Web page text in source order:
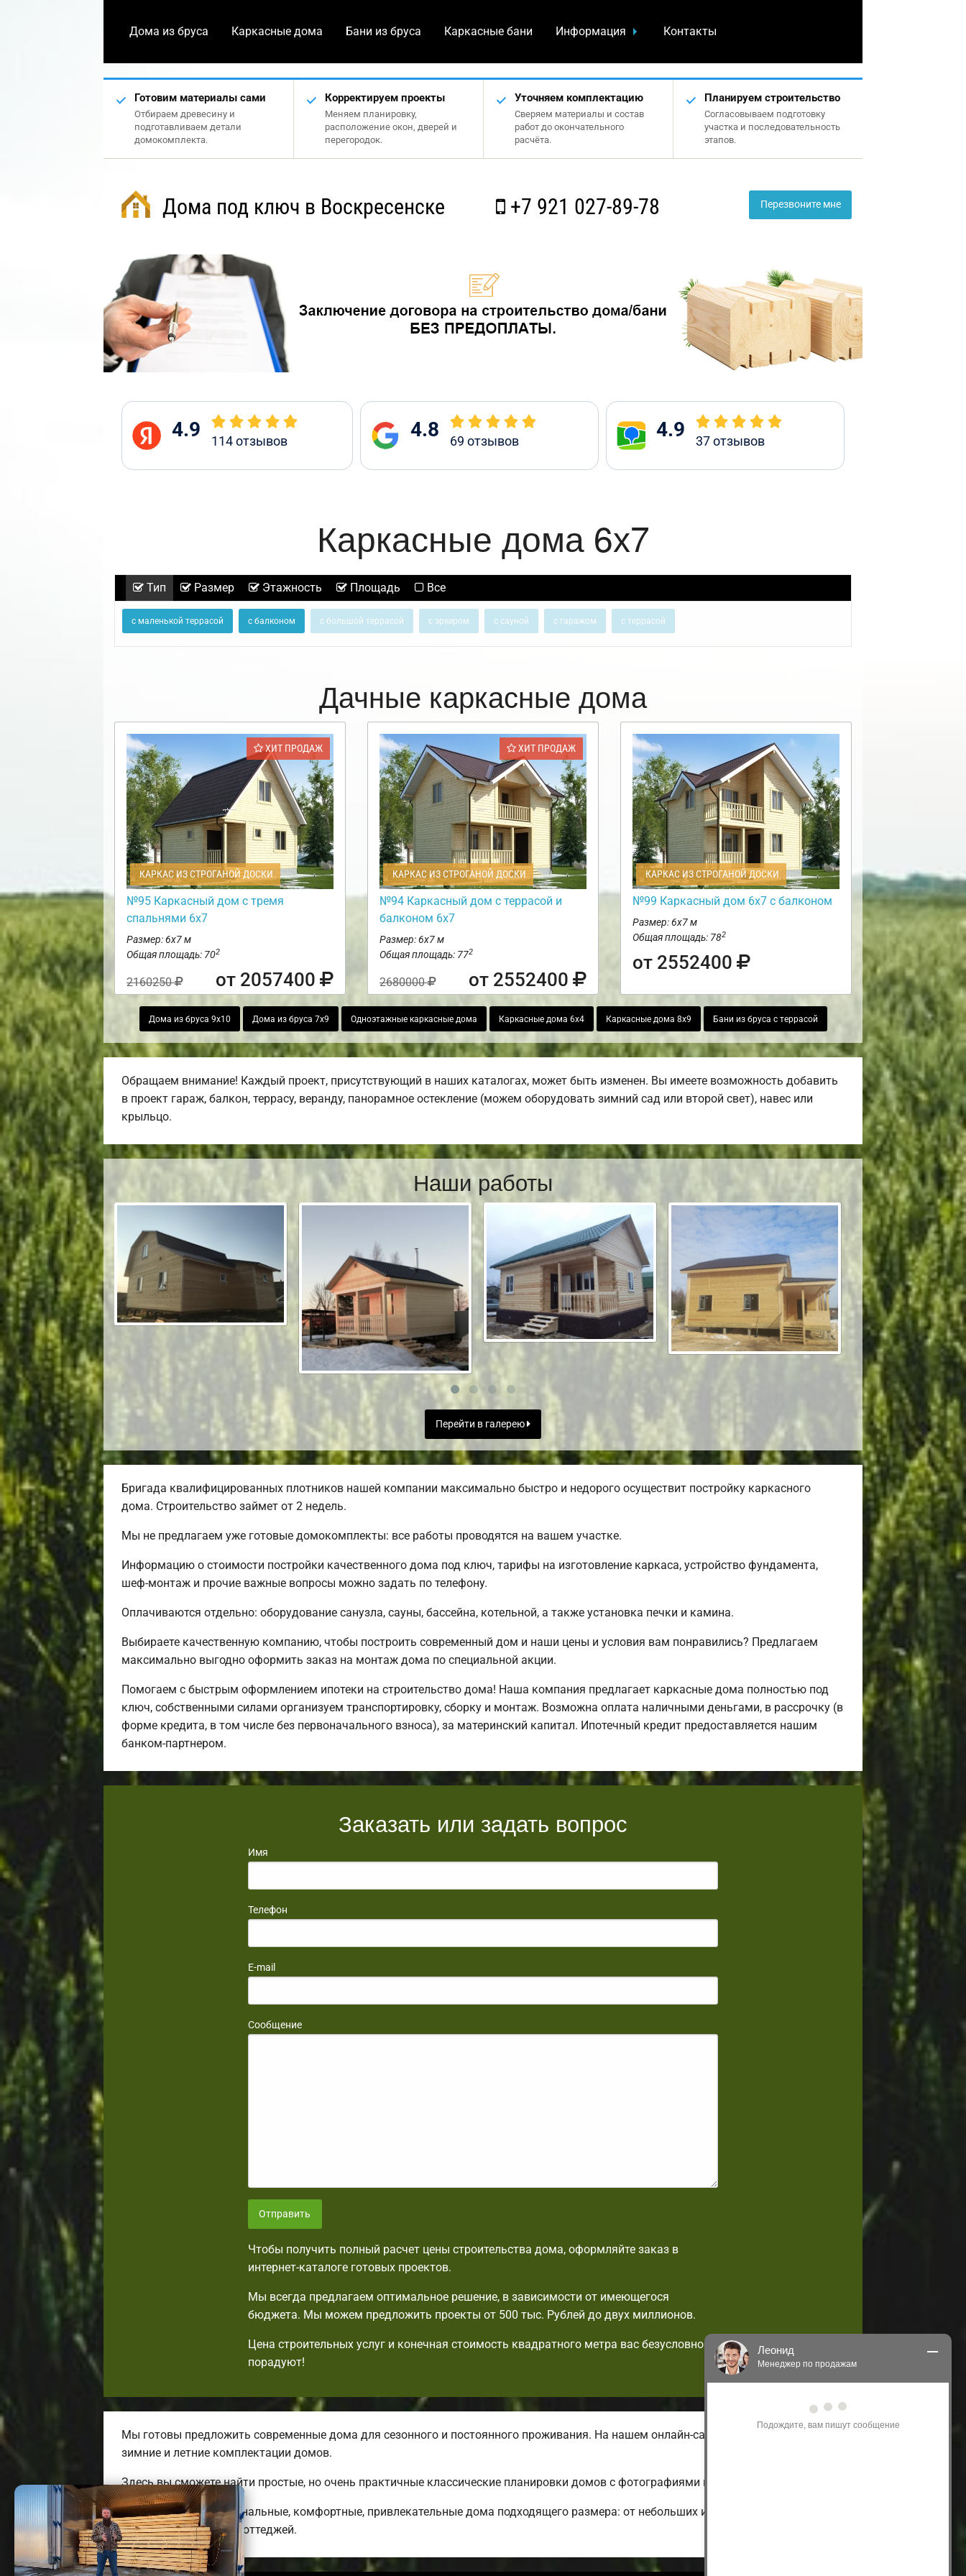
Дома из бруса Каркасные дома Бани из бруса Каркасные бани Информация Контакты
Готовим материалы сами
Отбираем древесину и
подготавливаем детали
домокомплекта.
Корректируем проекты
Меняем планировку,
расположение окон, дверей и
перегородок.
Уточняем комплектацию
Сверяем материалы и состав
работ до окончательного
расчёта.
Планируем строительство
Согласовываем подготовку
участка и последовательность
этапов.
Дома под ключ в Воскресенске +7 921 027-89-78 Перезвоните мне
4.9 114отзывов 4.8 69 отзывов 4.9 37отзывов
Каркасные дома 6х7
Тип Размер Этажность Площадь Все
с маленькой террасой с балконом с большой террасой с эркером с сауной с гаражом с террасой
Дачные каркасные дома
ХИТ ПРОДАЖ
КАРКАС ИЗ СТРОГАНОЙ ДОСКИ
№95 Каркасный дом с тремя
спальнями 6х7
Размер: 6х7 м
Общая площадь: 702
2160250 от 2057400
ХИТ ПРОДАЖ
КАРКАС ИЗ СТРОГАНОЙ ДОСКИ
№94 Каркасный дом с террасой и
балконом 6х7
Размер: 6х7 м
Общая площадь: 772
2680000 от 2552400
КАРКАС ИЗ СТРОГАНОЙ ДОСКИ
№99 Каркасный дом 6х7 с балконом
Размер: 6х7 м
Общая площадь: 782
от 2552400
Дома из бруса 9х10 Дома из бруса 7х9 Одноэтажные каркасные дома Каркасные дома 6х4 Каркасные дома 8х9 Бани из бруса с террасой
Обращаем внимание! Каждый проект, присутствующий в наших каталогах, может быть изменен. Вы имеете возможность добавить
в проект гараж, балкон, террасу, веранду, панорамное остекление (можем оборудовать зимний сад или второй свет), навес или
крыльцо.
Наши работы
Перейти в галерею
Бригада квалифицированных плотников нашей компании максимально быстро и недорого осуществит постройку каркасного
дома. Строительство займет от 2 недель.
Мы не предлагаем уже готовые домокомплекты: все работы проводятся на вашем участке.
Информацию о стоимости постройки качественного дома под ключ, тарифы на изготовление каркаса, устройство фундамента,
шеф-монтаж и прочие важные вопросы можно задать по телефону.
Оплачиваются отдельно: оборудование санузла, сауны, бассейна, котельной, а также установка печки и камина.
Выбираете качественную компанию, чтобы построить современный дом и наши цены и условия вам понравились? Предлагаем
максимально выгодно оформить заказ на монтаж дома по специальной акции.
Помогаем с быстрым оформлением ипотеки на строительство дома! Наша компания предлагает каркасные дома полностью под
ключ, собственными силами организуем транспортировку, сборку и монтаж. Возможна оплата наличными деньгами, в рассрочку (в
форме кредита, в том числе без первоначального взноса), за материнский капитал. Ипотечный кредит предоставляется нашим
банком-партнером.
Заказать или задать вопрос
Имя
Телефон
E-mail
Сообщение
Отправить
Чтобы получить полный расчет цены строительства дома, оформляйте заказ в
интернет-каталоге готовых проектов.
Мы всегда предлагаем оптимальное решение, в зависимости от имеющегося
бюджета. Мы можем предложить проекты от 500 тыс. Рублей до двух миллионов.
Цена строительных услуг и конечная стоимость квадратного метра вас безусловно
порадуют!
Мы готовы предложить современные дома для сезонного и постоянного проживания. На нашем онлайн-сайте вы всегда найдете
зимние и летние комплектации домов.
Здесь вы сможете найти простые, но очень практичные классические планировки домов с фотографиями и ценами.
Мы предлагаем оригинальные, комфортные, привлекательные дома подходящего размера: от небольших и дешевых до больших
энергоэффективных коттеджей.
Леонид
Менеджер по продажам
Здравствуйте! Я могу
проконсультировать Вас по нашим
акциям и проектам.